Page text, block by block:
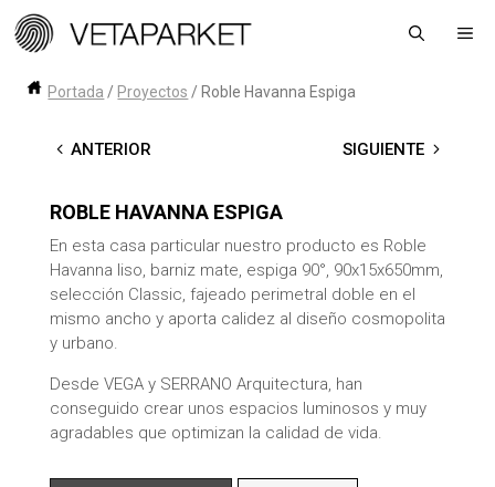
Saltar
contenido
Portada / Proyectos / Roble Havanna Espiga
← ANTERIOR SIGUIENTE →
ROBLE HAVANNA ESPIGA
En esta casa particular nuestro producto es Roble
Havanna liso, barniz mate, espiga 90°, 90x15x650mm,
selección Classic, fajeado perimetral doble en el
mismo ancho y aporta calidez al diseño cosmopolita
y urbano.
Desde VEGA y SERRANO Arquitectura, han
conseguido crear unos espacios luminosos y muy
agradables que optimizan la calidad de vida.